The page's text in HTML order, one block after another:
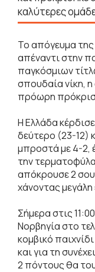
καλύτερες
Το απόγευμα
απέναντι στην
παγκόσμιων
σπουδαία νίκη,
πρόωρη
Η Ελλάδα
δεύτερο (23-12)
μπροστά με 4-2,
την
απόκρουσε 2
χάνοντας μεγάλη
Σήμερα στις
Νορβηγία στο
κομβικό
και για τη
2 πόντους θα